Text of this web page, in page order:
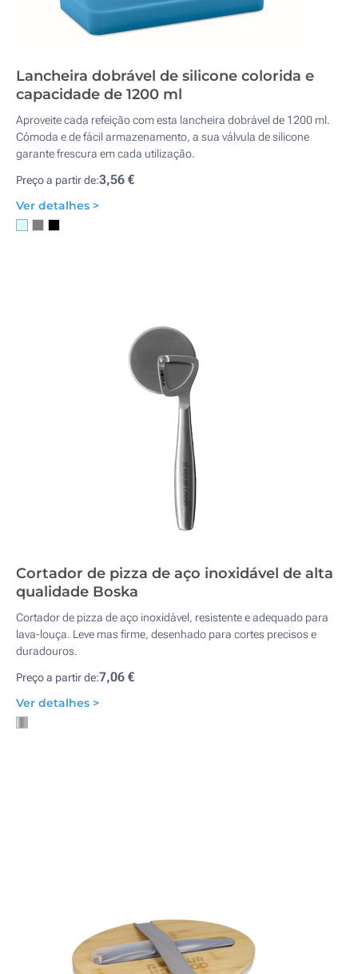
Lancheira dobrável de silicone colorida e
capacidade de 1200 ml
Aproveite cada refeição com esta lancheira dobrável de 1200 ml.
Cómoda e de fácil armazenamento, a sua válvula de silicone
garante frescura em cada utilização.
Preço a partir de:3,56 €
Ver detalhes >
Cortador de pizza de aço inoxidável de alta
qualidade Boska
Cortador de pizza de aço inoxidável, resistente e adequado para
lava-louça. Leve mas firme, desenhado para cortes precisos e
duradouros.
Preço a partir de:7,06 €
Ver detalhes >